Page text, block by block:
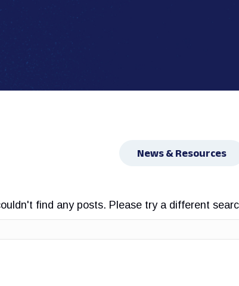
News & Resources
find any posts. Please try a different